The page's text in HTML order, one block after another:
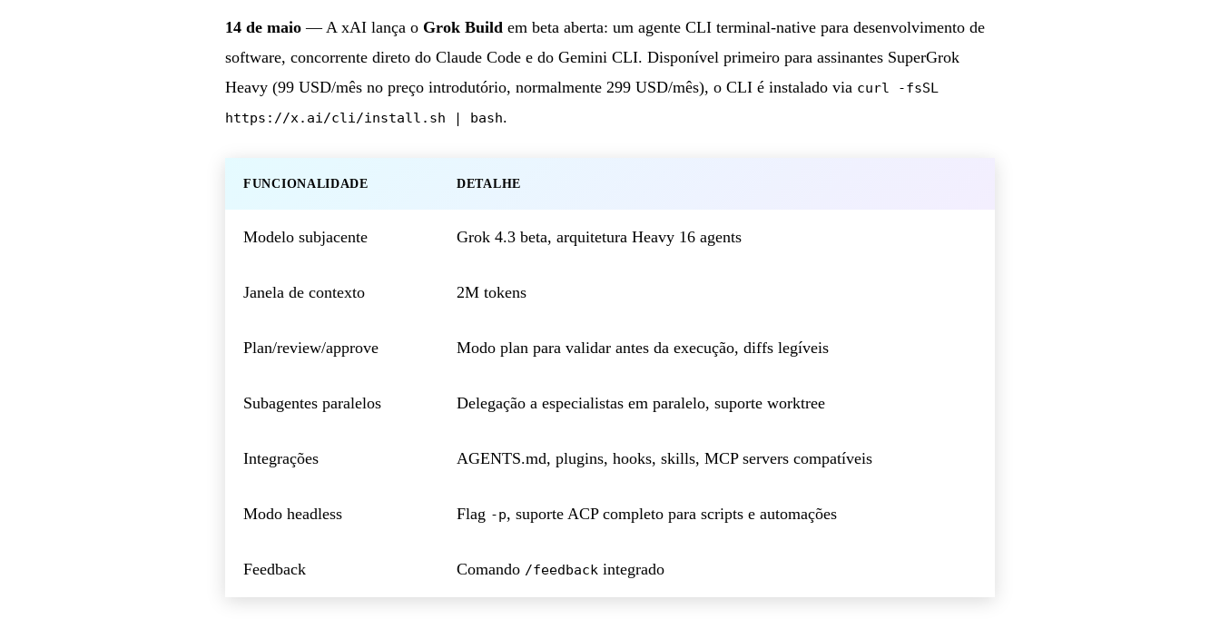
14 de maio — A xAI lança o Grok Build em beta aberta: um agente CLI terminal-native para desenvolvimento de
software, concorrente direto do Claude Code e do Gemini CLI. Disponível primeiro para assinantes SuperGrok
Heavy (99 USD/mês no preço introdutório, normalmente 299 USD/mês), o CLI é instalado via curl -fsSL
https://x.ai/cli/install.sh | bash.
FUNCIONALIDADE DETALHE
Modelo subjacente Grok 4.3 beta, arquitetura Heavy 16 agents
Janela de contexto 2M tokens
Plan/review/approve Modo plan para validar antes da execução, diffs legíveis
Subagentes paralelos Delegação a especialistas em paralelo, suporte worktree
Integrações AGENTS.md, plugins, hooks, skills, MCP servers compatíveis
Modo headless Flag -p, suporte ACP completo para scripts e automações
Feedback Comando /feedback integrado